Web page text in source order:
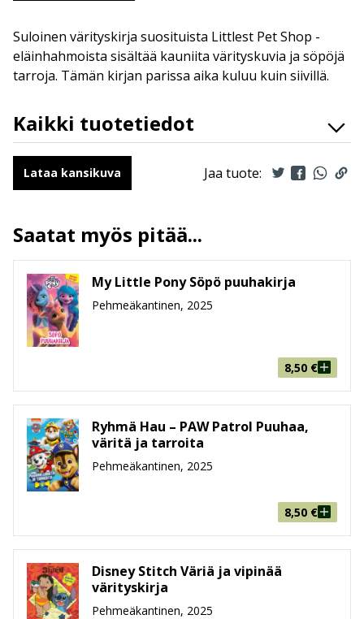
Suloinen värityskirja suosituista Littlest Pet Shop -
eläinhahmoista sisältää kauniita värityskuvia ja söpöjä
tarroja. Tämän kirjan parissa aika kuluu kuin siivillä.
Kaikki tuotetiedot
ISBN
9789523348332
Kääntäjät
Alma Jylhä
Ilmestymispäivä
Sivumäärä
24
Koko
leveys x korkeus x paksuus
210 mm * 296 mm * 3 mm
Paino
118g
Ikäryhmä
Lataa kansikuva Jaa tuote:
Saatat myös pitää...
My Little Pony Söpö puuhakirja
Pehmeäkantinen, 2025
8,50 €
Ryhmä Hau – PAW Patrol Puuhaa,
väritä ja tarroita
Pehmeäkantinen, 2025
8,50 €
Disney Stitch Väriä ja vipinää
värityskirja
Pehmeäkantinen, 2025